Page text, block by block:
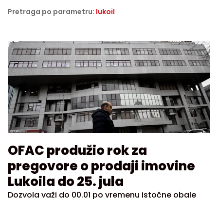
Pretraga po parametru: lukoil
OFAC produžio rok za
pregovore o prodaji imovine
Lukoila do 25. jula
Dozvola važi do 00.01 po vremenu istočne obale